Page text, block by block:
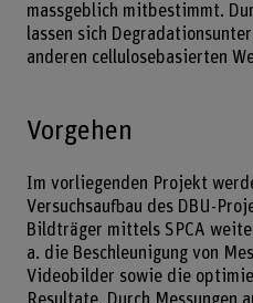
massgeblich mitbestimmt.
lassen sich
anderen cellulosebasierten
Vorgehen
Im vorliegenden Projekt
Versuchsaufbau des DBU-
Bildträger mittels SPCA
a. die Beschleunigung von
Videobilder sowie die
Resultate. Durch Messungen